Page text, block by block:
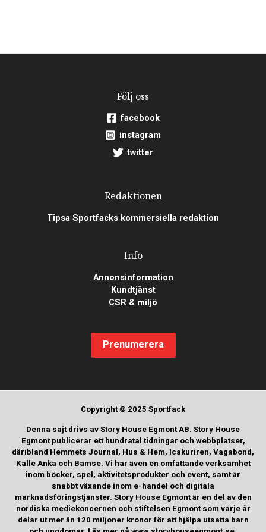
Följ oss
facebook
instagram
twitter
Redaktionen
Tipsa Sportfacks kommersiella redaktion
Info
Annonsinformation
Kundtjänst
CSR & miljö
Prenumerera
Copyright © 2025 Sportfack
Denna sajt drivs av Story House Egmont AB. Story House
Egmont publicerar ett hundratal tidningar och webbplatser,
däribland Hemmets Journal, Hus & Hem, Icakuriren, Vagabond,
Kalle Anka och Bamse. Vi har även en omfattande verksamhet
inom böcker, spel, aktivitetsprodukter och event, samt är
snabbt växande inom e-handel och digitala
marknadsföringstjänster. Story House Egmont är en del av den
nordiska mediekoncernen och stiftelsen Egmont som varje år
delar ut mer än 120 miljoner kronor för att hjälpa utsatta barn